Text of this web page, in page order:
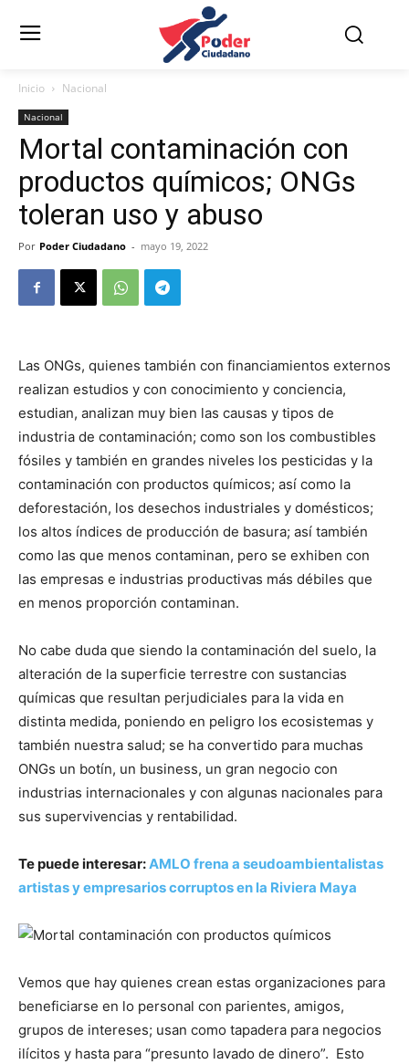
Inicio Nacional
Nacional
Mortal contaminación con
productos químicos; ONGs
toleran uso y abuso
Por Poder Ciudadano - mayo 19, 2022
Las ONGs, quienes también con financiamientos externos
realizan estudios y con conocimiento y conciencia,
estudian, analizan muy bien las causas y tipos de
industria de contaminación; como son los combustibles
fósiles y también en grandes niveles los pesticidas y la
contaminación con productos químicos; así como la
deforestación, los desechos industriales y domésticos;
los altos índices de producción de basura; así también
como las que menos contaminan, pero se exhiben con
las empresas e industrias productivas más débiles que
en menos proporción contaminan.
No cabe duda que siendo la contaminación del suelo, la
alteración de la superficie terrestre con sustancias
químicas que resultan perjudiciales para la vida en
distinta medida, poniendo en peligro los ecosistemas y
también nuestra salud; se ha convertido para muchas
ONGs un botín, un business, un gran negocio con
industrias internacionales y con algunas nacionales para
sus supervivencias y rentabilidad.
Te puede interesar:AMLO frena a seudoambientalistas
artistas y empresarios corruptos en la Riviera Maya
Vemos que hay quienes crean estas organizaciones para
beneficiarse en lo personal con parientes, amigos,
grupos de intereses; usan como tapadera para negocios
ilícitos y hasta para “presunto lavado de dinero”. Esto